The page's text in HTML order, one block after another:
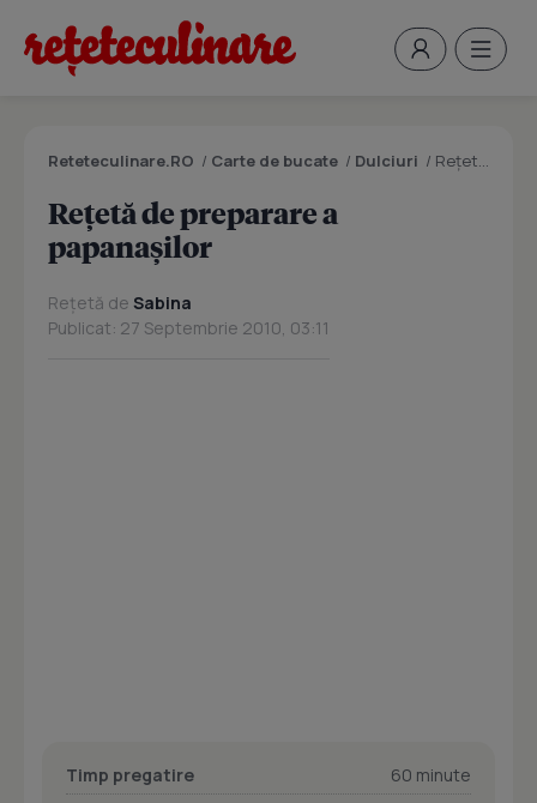
Reteteculinare.RO / Carte de bucate / Dulciuri / Reţetă de preparare a papanaşilor
Reţetă de preparare a
papanaşilor
Rețetă de Sabina
Publicat: 27 Septembrie 2010, 03:11
Timp pregatire
60 minute